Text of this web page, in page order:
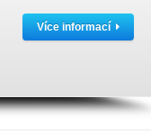
Více informací